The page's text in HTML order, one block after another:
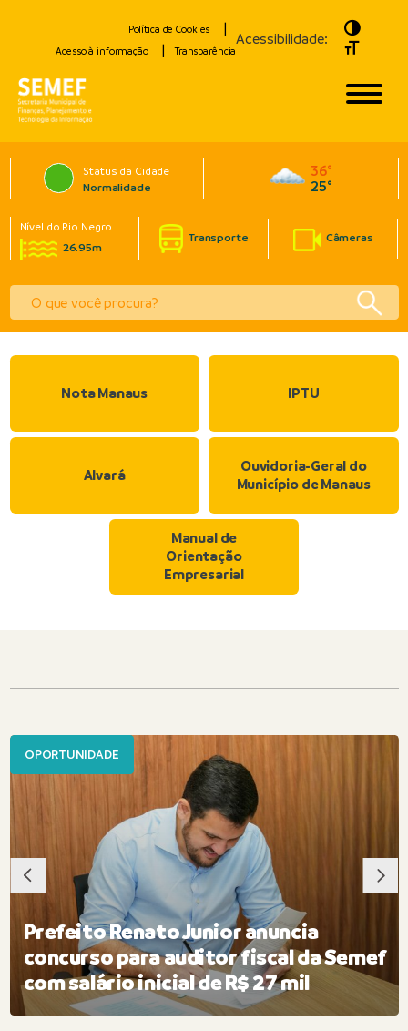
Política de Cookies
Acesso à informação
Transparência
Acessibilidade:
Toggle
Toggle
Status da Cidade
Normalidade
36°
25°
Nível do Rio Negro
26.95m
Transporte Câmeras
Nota Manaus IPTU
Alvará
Ouvidoria-Geral do
Município de Manaus
Manual de
Orientação
Empresarial
OPORTUNIDADE
Prefeito Renato Junior anuncia
concurso para auditor fiscal da Semef
com salário inicial de R$ 27 mil